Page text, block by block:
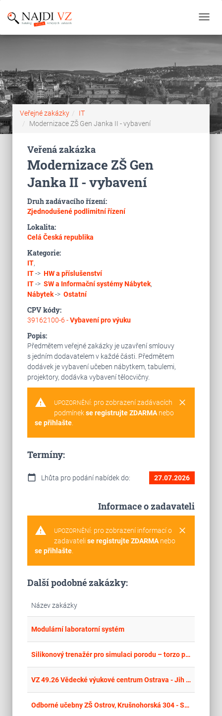
Veřejné zakázky
IT
Modernizace ZŠ Gen Janka II - vybavení
Veřená zakázka
Modernizace ZŠ Gen
Janka II - vybavení
Druh zadávacího řízení:
Zjednodušené podlimitní řízení
Lokalita:
Celá Česká republika
Kategorie:
IT,
IT-> HW a příslušenství
IT-> SW a Informační systémyNábytek,
Nábytek-> Ostatní
CPV kódy:
39162100-6 -Vybavení pro výuku
Popis:
Předmětem veřejné zakázky je uzavření smlouvy
s jedním dodavatelem v každé části. Předmětem
dodávek je vybavení učeben nábytkem, tabulemi,
projektory, dodávka vybavení tělocvičny.
warning clear
UPOZORNĚNÍ: pro zobrazení zadávacích
podmínekse registrujte ZDARMAnebo
se přihlašte.
Termíny:
calendar_today Lhůta pro podání nabídek do: 27.07.2026
Informace o zadavateli
warning clear
UPOZORNĚNÍ: pro zobrazení informací o
zadavateli se registrujte ZDARMAnebo
se přihlašte.
Další podobné zakázky:
Název zakázky
Modulární laboratorní systém
Silikonový trenažér pro simulaci porodu – torzo pánve s plodem
VZ 49.26 Vědecké výukové centrum Ostrava - Jih – část 2 - IT vybavení a pomůcky
Odborné učebny ZŠ Ostrov, Krušnohorská 304 - Snoezelen